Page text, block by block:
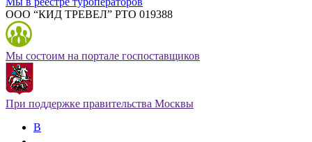
ООО “КИД ТРЕВЕЛ” РТО 019388
Мы состоим на портале госпоставщиков
При поддержке правительства Москвы
В